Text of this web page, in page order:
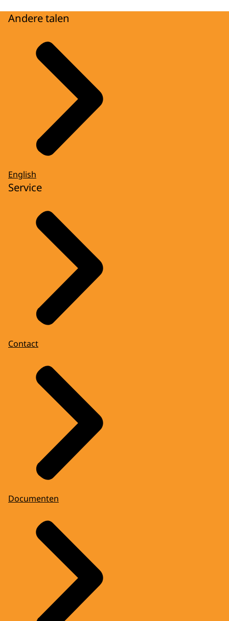
Andere talen
English
Service
Contact
Documenten